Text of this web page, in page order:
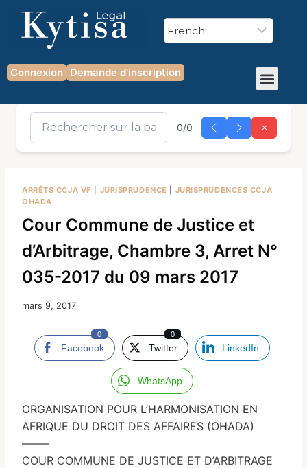
Connexion Demande d'inscription
0/0
ARRÊTS CCJA VF JURISPRUDENCE
JURISPRUDENCES CCJA
OHADA
Cour Commune de Justice et
d’Arbitrage, Chambre 3, Arret N°
035-2017 du 09 mars 2017
mars 9, 2017
Facebook
0
Twitter
0
LinkedIn
WhatsApp
ORGANISATION POUR L’HARMONISATION EN
AFRIQUE DU DROIT DES AFFAIRES (OHADA)
——–
COUR COMMUNE DE JUSTICE ET D’ARBITRAGE